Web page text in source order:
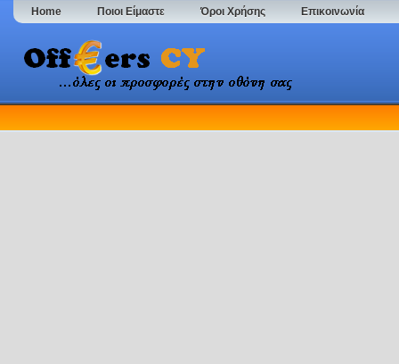
Home Ποιοι Είμαστε Όροι Χρήσης Επικοινωνία